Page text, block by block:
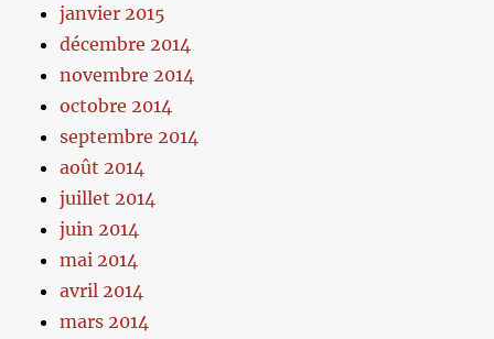
janvier 2015
décembre 2014
novembre 2014
octobre 2014
septembre 2014
août 2014
juillet 2014
juin 2014
mai 2014
avril 2014
mars 2014